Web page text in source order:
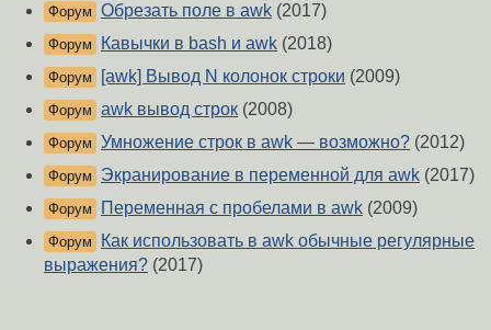
Форум Обрезать поле в awk (2017)
Форум Кавычки в bash и awk (2018)
Форум [awk] Вывод N колонок строки (2009)
Форум awk вывод строк (2008)
Форум Умножение строк в awk — возможно? (2012)
Форум Экранирование в переменной для awk (2017)
Форум Переменная с пробелами в awk (2009)
Форум
Как использовать в awk обычные регулярные
выражения? (2017)